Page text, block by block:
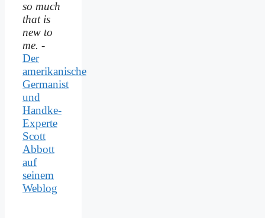
so much
that is
new to
me. -
Der
amerikanische
Germanist
und
Handke-
Experte
Scott
Abbott
auf
seinem
Weblog